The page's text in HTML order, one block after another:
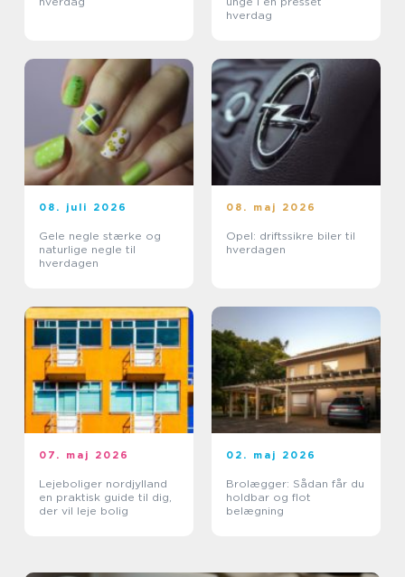
hverdag
08. juli 2026
Gele negle stærke og
naturlige negle til
hverdagen
08. maj 2026
Opel: driftssikre biler til
hverdagen
07. maj 2026
Lejeboliger nordjylland
en praktisk guide til dig,
der vil leje bolig
02. maj 2026
Brolægger: Sådan får du
holdbar og flot
belægning